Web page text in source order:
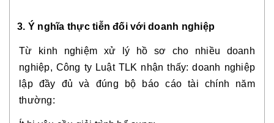
3. Ý nghĩa thực tiễn đối với doanh nghiệp
Từ kinh nghiệm xử lý hồ sơ cho nhiều doanh
nghiệp, Công ty Luật TLK nhận thấy: doanh nghiệp
lập đầy đủ và đúng bộ báo cáo tài chính năm
thường: